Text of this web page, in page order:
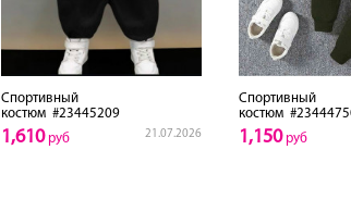
Спортивный
костюм#23445209
21.07.2026
1,610руб
Спортивный
костюм
1,150руб